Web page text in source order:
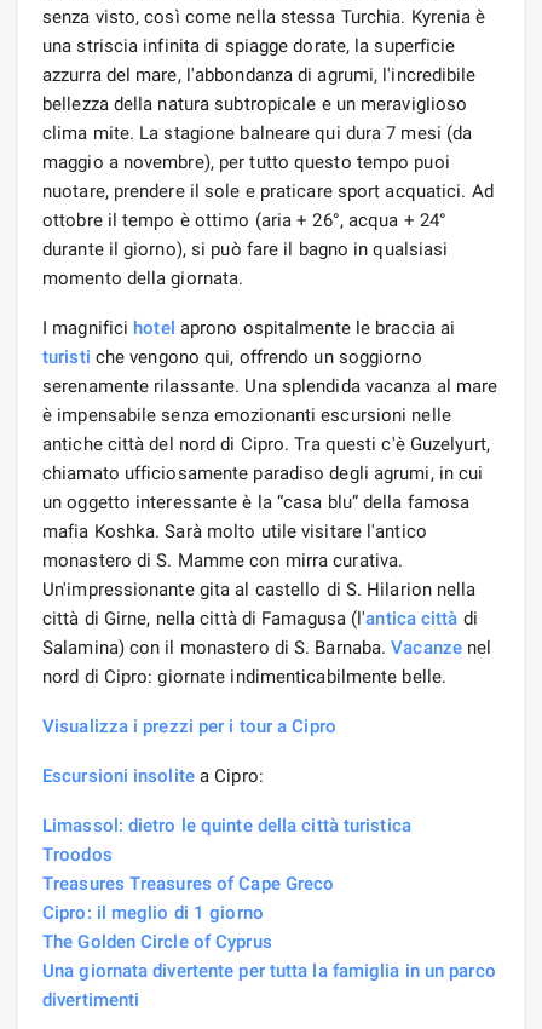
senza visto, così come nella stessa Turchia. Kyrenia è
una striscia infinita di spiagge dorate, la superficie
azzurra del mare, l'abbondanza di agrumi, l'incredibile
bellezza della natura subtropicale e un meraviglioso
clima mite. La stagione balneare qui dura 7 mesi (da
maggio a novembre), per tutto questo tempo puoi
nuotare, prendere il sole e praticare sport acquatici. Ad
ottobre il tempo è ottimo (aria + 26°, acqua + 24°
durante il giorno), si può fare il bagno in qualsiasi
momento della giornata.
I magnifici hotel aprono ospitalmente le braccia ai
turisti che vengono qui, offrendo un soggiorno
serenamente rilassante. Una splendida vacanza al mare
è impensabile senza emozionanti escursioni nelle
antiche città del nord di Cipro. Tra questi c'è Guzelyurt,
chiamato ufficiosamente paradiso degli agrumi, in cui
un oggetto interessante è la “casa blu” della famosa
mafia Koshka. Sarà molto utile visitare l'antico
monastero di S. Mamme con mirra curativa.
Un'impressionante gita al castello di S. Hilarion nella
città di Girne, nella città di Famagusa (l'antica città di
Salamina) con il monastero di S. Barnaba.Vacanzenel
nord di Cipro: giornate indimenticabilmente belle.
Visualizza i prezzi per i tour a Cipro
Escursioni insolitea Cipro:
Limassol: dietro le quinte della città turistica
Troodos
Treasures Treasures of Cape Greco
Cipro: il meglio di 1 giorno
The Golden Circle of Cyprus
Una giornata divertente per tutta la famiglia in un parco
divertimenti